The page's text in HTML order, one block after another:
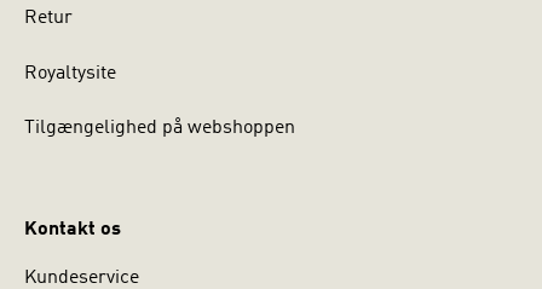
Retur
Royaltysite
Tilgængelighed på webshoppen
Kontakt os
Kundeservice